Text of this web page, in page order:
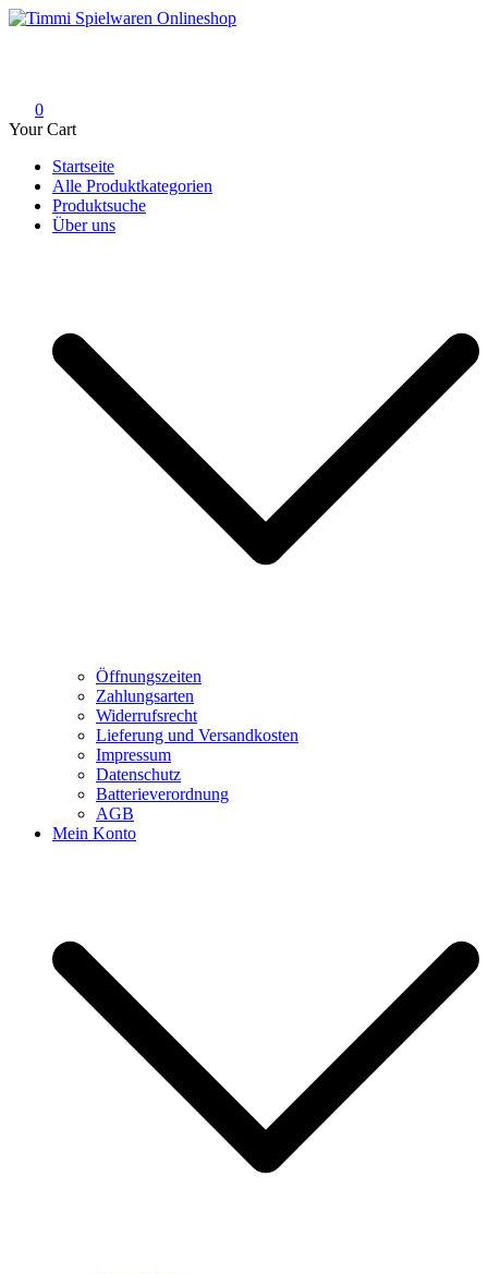
Skip
0
Your Cart
Startseite
Alle Produktkategorien
Produktsuche
Über uns
Öffnungszeiten
Zahlungsarten
Widerrufsrecht
Lieferung und Versandkosten
Impressum
Datenschutz
Batterieverordnung
AGB
Mein Konto